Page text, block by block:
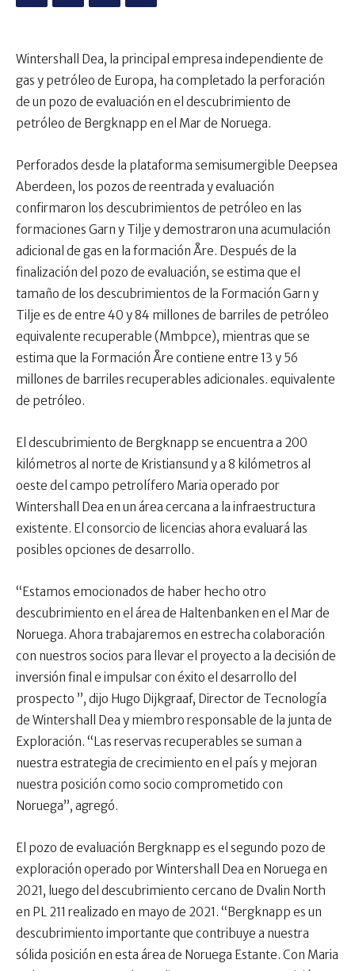
Wintershall Dea, la principal empresa independiente de
gas y petróleo de Europa, ha completado la perforación
de un pozo de evaluación en el descubrimiento de
petróleo de Bergknapp en el Mar de Noruega.
Perforados desde la plataforma semisumergible Deepsea
Aberdeen, los pozos de reentrada y evaluación
confirmaron los descubrimientos de petróleo en las
formaciones Garn y Tilje y demostraron una acumulación
adicional de gas en la formación Åre. Después de la
finalización del pozo de evaluación, se estima que el
tamaño de los descubrimientos de la Formación Garn y
Tilje es de entre 40 y 84 millones de barriles de petróleo
equivalente recuperable (Mmbpce), mientras que se
estima que la Formación Åre contiene entre 13 y 56
millones de barriles recuperables adicionales. equivalente
de petróleo.
El descubrimiento de Bergknapp se encuentra a 200
kilómetros al norte de Kristiansund y a 8 kilómetros al
oeste del campo petrolífero Maria operado por
Wintershall Dea en un área cercana a la infraestructura
existente. El consorcio de licencias ahora evaluará las
posibles opciones de desarrollo.
“Estamos emocionados de haber hecho otro
descubrimiento en el área de Haltenbanken en el Mar de
Noruega. Ahora trabajaremos en estrecha colaboración
con nuestros socios para llevar el proyecto a la decisión de
inversión final e impulsar con éxito el desarrollo del
prospecto ”, dijo Hugo Dijkgraaf, Director de Tecnología
de Wintershall Dea y miembro responsable de la junta de
Exploración. “Las reservas recuperables se suman a
nuestra estrategia de crecimiento en el país y mejoran
nuestra posición como socio comprometido con
Noruega”, agregó.
El pozo de evaluación Bergknapp es el segundo pozo de
exploración operado por Wintershall Dea en Noruega en
2021, luego del descubrimiento cercano de Dvalin North
en PL 211 realizado en mayo de 2021. “Bergknapp es un
descubrimiento importante que contribuye a nuestra
sólida posición en esta área de Noruega Estante. Con Maria